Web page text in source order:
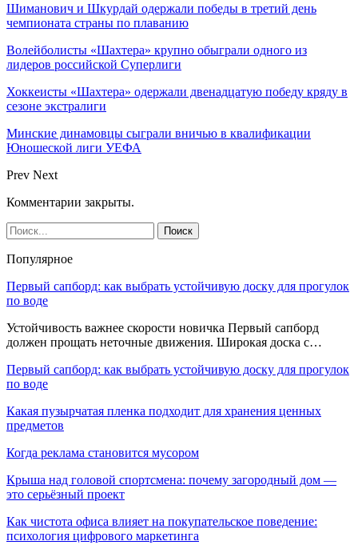
Шиманович и Шкурдай одержали победы в третий день
чемпионата страны по плаванию
Волейболисты «Шахтера» крупно обыграли одного из
лидеров российской Суперлиги
Хоккеисты «Шахтера» одержали двенадцатую победу кряду в
сезоне экстралиги
Минские динамовцы сыграли вничью в квалификации
Юношеской лиги УЕФА
Prev Next
Комментарии закрыты.
Популярное
Первый сапборд: как выбрать устойчивую доску для прогулок
по воде
Устойчивость важнее скорости новичка Первый сапборд
должен прощать неточные движения. Широкая доска с…
Первый сапборд: как выбрать устойчивую доску для прогулок
по воде
Какая пузырчатая пленка подходит для хранения ценных
предметов
Когда реклама становится мусором
Крыша над головой спортсмена: почему загородный дом —
это серьёзный проект
Как чистота офиса влияет на покупательское поведение:
психология цифрового маркетинга